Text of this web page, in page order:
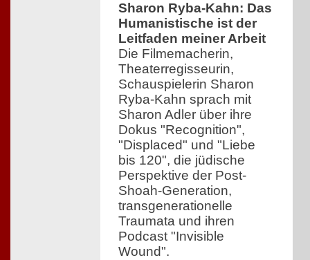
Sharon Ryba-Kahn: Das
Humanistische ist der
Leitfaden meiner Arbeit
Die Filmemacherin,
Theaterregisseurin,
Schauspielerin Sharon
Ryba-Kahn sprach mit
Sharon Adler über ihre
Dokus "Recognition",
"Displaced" und "Liebe
bis 120", die jüdische
Perspektive der Post-
Shoah-Generation,
transgenerationelle
Traumata und ihren
Podcast "Invisible
Wound".